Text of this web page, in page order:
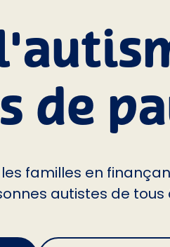
de
familles en
autistes de tous